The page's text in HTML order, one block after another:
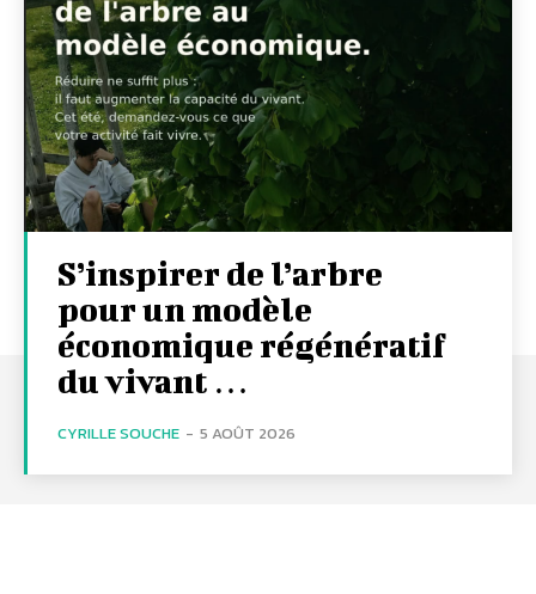
S’inspirer de l’arbre
pour un modèle
économique régénératif
du vivant …
CYRILLE SOUCHE - 5 AOÛT 2026